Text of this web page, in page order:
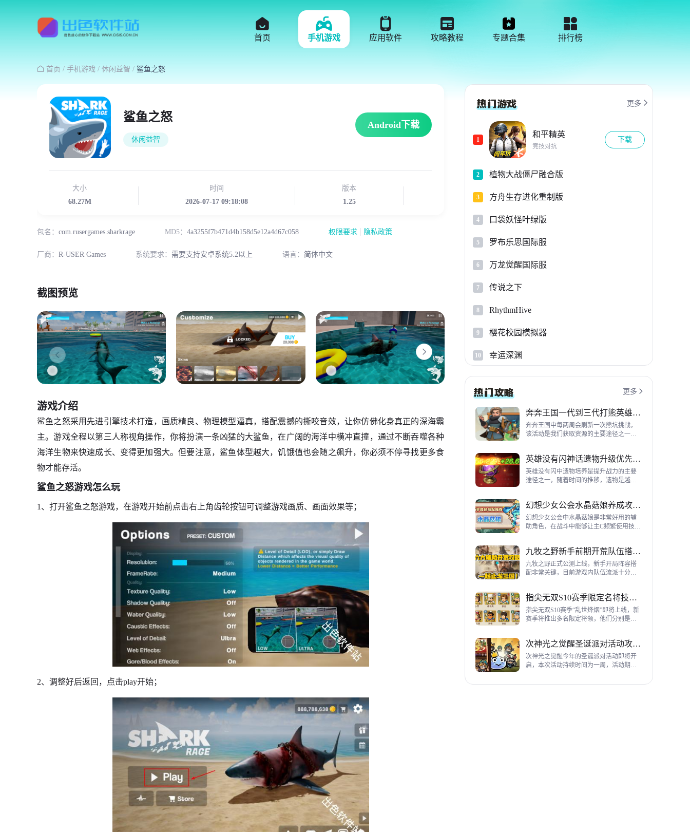
首页 手机游戏 应用软件 攻略教程 专题合集 排行榜
 首页 / 手机游戏 / 休闲益智 / 鲨鱼之怒
鲨鱼之怒
休闲益智
Android下载
大小
68.27M
时间
2026-07-17 09:18:08
版本
1.25
包名： com.rusergames.sharkrage MD5： 4a3255f7b471d4b158d5e12a4d67c058 权限要求 隐私政策
厂商： R-USER Games 系统要求： 需要支持安卓系统5.2以上 语言： 简体中文
截图预览
游戏介绍
鲨鱼之怒采用先进引擎技术打造，画质精良、物理模型逼真，搭配震撼的撕咬音效，让你仿佛化身真正的深海霸
主。游戏全程以第三人称视角操作，你将扮演一条凶猛的大鲨鱼，在广阔的海洋中横冲直撞，通过不断吞噬各种
海洋生物来快速成长、变得更加强大。但要注意，鲨鱼体型越大，饥饿值也会随之飙升，你必须不停寻找更多食
物才能存活。
鲨鱼之怒游戏怎么玩
1、打开鲨鱼之怒游戏，在游戏开始前点击右上角齿轮按钮可调整游戏画质、画面效果等；
2、调整好后返回，点击play开始；
更多 
1
和平精英
竞技对抗
下载
2 植物大战僵尸融合版
3 方舟生存进化重制版
4 口袋妖怪叶绿版
5 罗布乐思国际服
6 万龙觉醒国际服
7 传说之下
8 RhythmHive
9 樱花校园模拟器
10 幸运深渊
更多 
奔奔王国一代到三代打熊英雄推荐
奔奔王国中每两周会刷新一次熊坑挑战，
该活动是我们获取资源的主要途径之一，
到三代打熊英雄选择建议，各位参考一
下。
英雄没有闪神话遗物升级优先级指南
英雄没有闪中遗物培养是提升战力的主要
途径之一，随着时间的推移，遗物是越来
神话遗物升级优先级建议。
幻想少女公会水晶菇娘养成攻略详解
幻想少女公会中水晶菇娘是非常好用的辅
助角色，在战斗中能够让主C频繁使用技
成全方位指南，大家来看看吧。
九牧之野新手前期开荒队伍搭配指南
九牧之野正式公测上线，新手开局阵容搭
配非常关键，目前游戏内队伍流派十分丰
前期开荒阵容搭配详细攻略。
指尖无双S10赛季限定名将技能一览
指尖无双S10赛季“乱世烽烟”即将上线，新
赛季将推出多名限定将领，他们分别是：
了解一下吧。
次神光之觉醒圣诞派对活动攻略指南
次神光之觉醒今年的圣诞派对活动即将开
启，本次活动持续时间为一周，活动期间
来提升活动等级领取对应奖励，下面为大